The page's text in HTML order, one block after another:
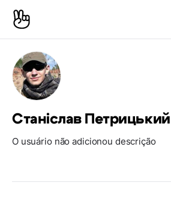
Станіслав Петрицький
O usuário não adicionou descrição